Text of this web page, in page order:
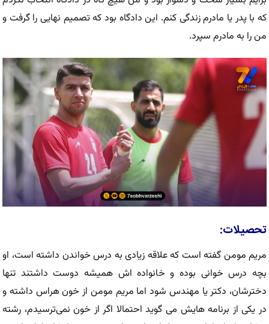
که با پدر یا مادرم زندگی کنم. این دادگاه بود که تصمیم نهایی را گرفت و
من را به مادرم سپرد.
تحصیلات:
مریم مومن گفته است که علاقه زیادی به درس خواندن داشته است، او
بچه درس خوانی بوده و خانواده اش همیشه دوست داشتند تنها
دخترشان، دکتر یا مهندس شود اما مریم مومن از خون هراس داشته و
در یکی از برنامه هایش می گوید احتمالا اگر از خون نمی‌ترسیدم، رشته